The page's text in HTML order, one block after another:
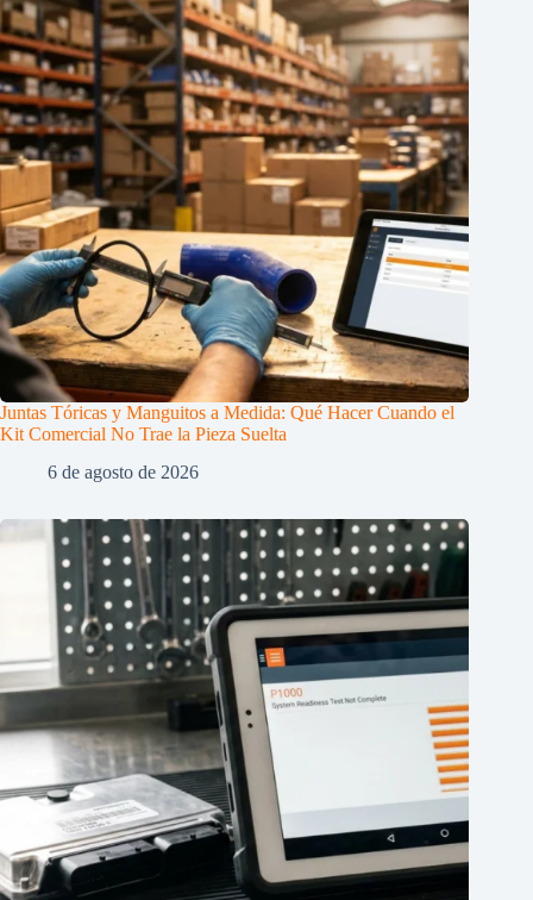
Juntas Tóricas y Manguitos a Medida: Qué Hacer Cuando el
Kit Comercial No Trae la Pieza Suelta
6 de agosto de 2026